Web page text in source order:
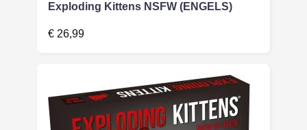
Exploding Kittens NSFW (ENGELS)
€ 26,99